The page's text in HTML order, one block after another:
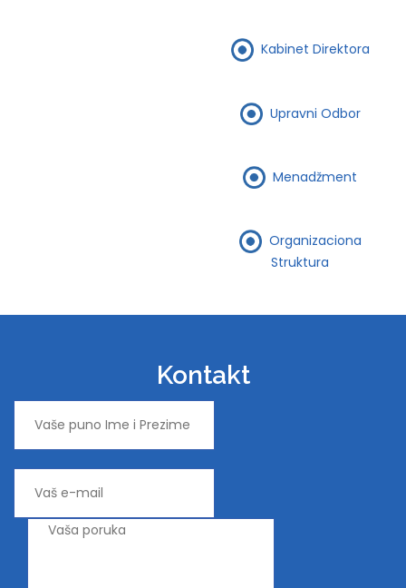
Kabinet Direktora
Upravni Odbor
Menadžment
Organizaciona
Struktura
Kontakt